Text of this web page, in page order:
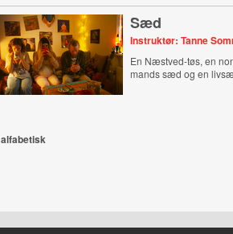
Sæd
Instruktør: Tanne
En Næstved-tøs, en
mands sæd og en
alfabetisk